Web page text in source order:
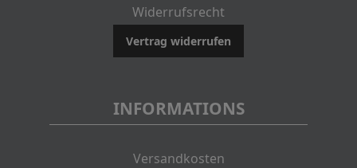
Widerrufsrecht
Vertrag widerrufen
INFORMATIONS
Versandkosten